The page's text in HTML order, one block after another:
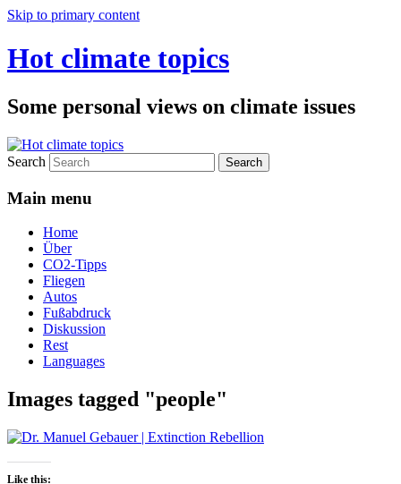
Skip to primary content
Hot climate topics
Some personal views on climate issues
Search
Main menu
Home
Über
CO2-Tipps
Fliegen
Autos
Fußabdruck
Diskussion
Rest
Languages
Images tagged "people"
Like this: